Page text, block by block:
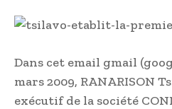
Dans cet email gmail
mars 2009, RANARISON
exécutif de la société